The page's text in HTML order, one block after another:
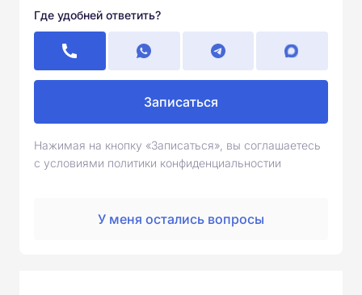
Где удобней ответить?
Записаться
Нажимая на кнопку «Записаться», вы соглашаетесь
с условиями политики конфиденциальностии
У меня остались вопросы